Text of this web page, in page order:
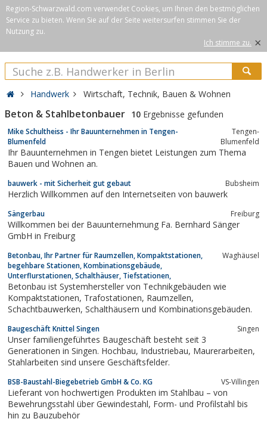
Region-Schwarzwald.com verwendet Cookies, um Ihnen den bestmöglichen
Service zu bieten. Wenn Sie auf der Seite weitersurfen stimmen Sie der
Nutzung zu.
Ich stimme zu. ×
Handwerk Wirtschaft, Technik, Bauen & Wohnen
Beton & Stahlbetonbauer 10 Ergebnisse gefunden
Mike Schultheiss - Ihr Bauunternehmen in Tengen-
Blumenfeld
Tengen-
Blumenfeld
Ihr Bauunternehmen in Tengen bietet Leistungen zum Thema
Bauen und Wohnen an.
bauwerk - mit Sicherheit gut gebaut Bubsheim
Herzlich Willkommen auf den Internetseiten von bauwerk
Sängerbau Freiburg
Willkommen bei der Bauunternehmung Fa. Bernhard Sänger
GmbH in Freiburg
Betonbau, Ihr Partner für Raumzellen, Kompaktstationen,
begehbare Stationen, Kombinationsgebäude,
Unterflurstationen, Schalthäuser, Tiefstationen,
Waghäusel
Betonbau ist Systemhersteller von Technikgebäuden wie
Kompaktstationen, Trafostationen, Raumzellen,
Schachtbauwerken, Schalthäusern und Kombinationsgebäuden.
Baugeschäft Knittel Singen Singen
Unser familiengeführtes Baugeschäft besteht seit 3
Generationen in Singen. Hochbau, Industriebau, Maurerarbeiten,
Stahlarbeiten sind unsere Geschäftsfelder.
BSB-Baustahl-Biegebetrieb GmbH & Co. KG VS-Villingen
Lieferant von hochwertigen Produkten im Stahlbau – von
Bewehrungsstahl über Gewindestahl, Form- und Profilstahl bis
hin zu Bauzubehör